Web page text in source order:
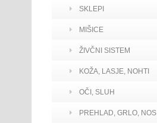
SKLEPI
MIŠICE
ŽIVČNI SISTEM
KOŽA, LASJE, NOHTI
OČI, SLUH
PREHLAD, GRLO, NOS